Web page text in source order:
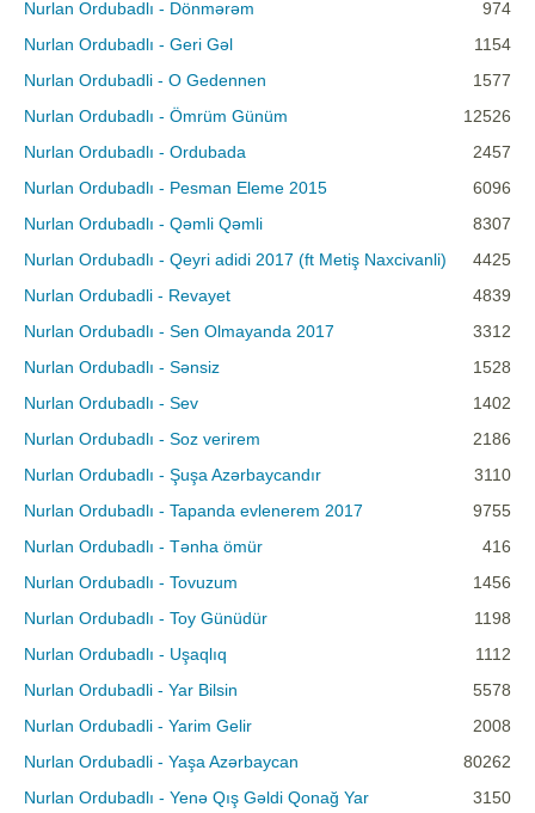
Nurlan Ordubadlı - Dönmərəm
974
Nurlan Ordubadlı - Geri Gəl
1154
Nurlan Ordubadli - O Gedennen
1577
Nurlan Ordubadlı - Ömrüm Günüm
12526
Nurlan Ordubadlı - Ordubada
2457
Nurlan Ordubadlı - Pesman Eleme 2015
6096
Nurlan Ordubadlı - Qəmli Qəmli
8307
Nurlan Ordubadlı - Qeyri adidi 2017 (ft Metiş Naxcivanli)
4425
Nurlan Ordubadli - Revayet
4839
Nurlan Ordubadlı - Sen Olmayanda 2017
3312
Nurlan Ordubadlı - Sənsiz
1528
Nurlan Ordubadlı - Sev
1402
Nurlan Ordubadlı - Soz verirem
2186
Nurlan Ordubadlı - Şuşa Azərbaycandır
3110
Nurlan Ordubadlı - Tapanda evlenerem 2017
9755
Nurlan Ordubadlı - Tənha ömür
416
Nurlan Ordubadlı - Tovuzum
1456
Nurlan Ordubadlı - Toy Günüdür
1198
Nurlan Ordubadlı - Uşaqlıq
1112
Nurlan Ordubadli - Yar Bilsin
5578
Nurlan Ordubadli - Yarim Gelir
2008
Nurlan Ordubadli - Yaşa Azərbaycan
80262
Nurlan Ordubadlı - Yenə Qış Gəldi Qonağ Yar
3150